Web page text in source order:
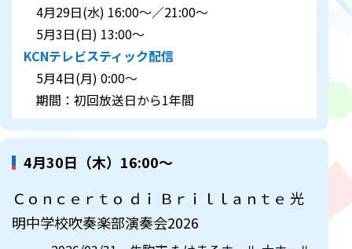
4月29日(水) 16:00～／21:00～
5月3日(日) 13:00～
KCNテレビスティック配信
5月4日(月) 0:00～
期間：初回放送日から1年間
4月30日（木）16:00～
Ｃｏｎｃｅｒｔｏ ｄｉ Ｂｒｉｌｌａｎｔｅ 光
明中学校吹奏楽部演奏会2026